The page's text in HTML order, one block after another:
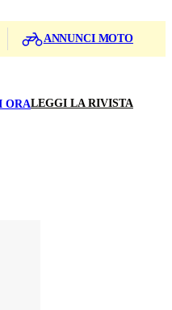
ANNUNCI MOTO
ORALEGGI LA RIVISTA